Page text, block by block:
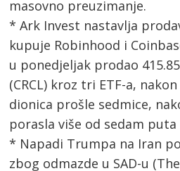
masovno preuzimanje.
* Ark Invest nastavlja
kupuje Robinhood i
u ponedjeljak prodao
(CRCL) kroz tri ETF-a,
dionica prošle sedmice,
porasla više od sedam puta
* Napadi Trumpa na Iran
zbog odmazde u SAD-u